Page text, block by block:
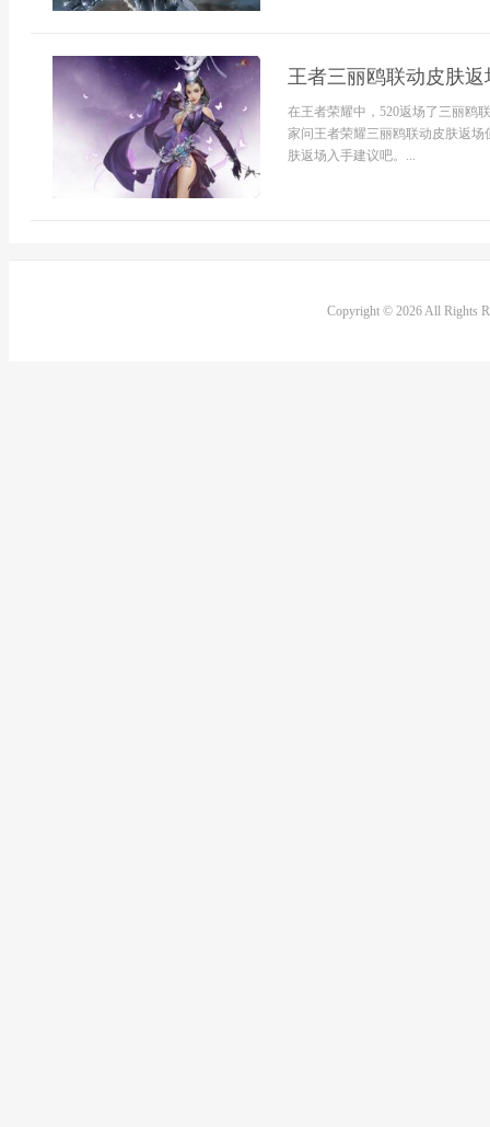
王者三丽鸥联动皮肤
在王者荣耀中，520返场了三丽鸥
家问王者荣耀三丽鸥联动皮肤返
肤返场入手建议吧。...
Copyright © 2026 All Rights